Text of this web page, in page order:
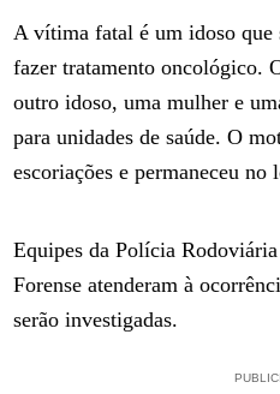
A vítima fatal é um idoso que
fazer tratamento oncológico.
outro idoso, uma mulher e
para unidades de saúde. O
escoriações e permaneceu no
Equipes da Polícia
Forense atenderam à
serão investigadas.